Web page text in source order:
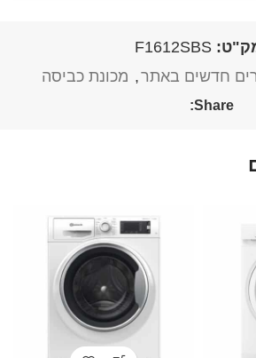
F1612SBS
חדשים באתר, מכונת כביסה
Share: